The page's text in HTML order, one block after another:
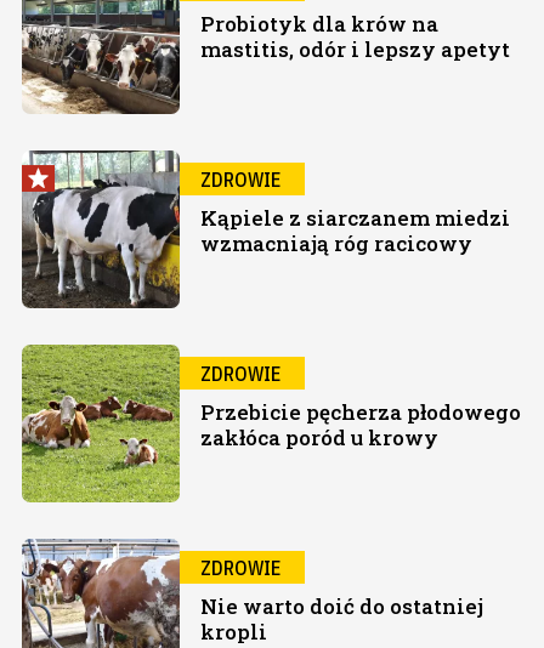
Probiotyk dla krów na
mastitis, odór i lepszy apetyt
ZDROWIE
Kąpiele z siarczanem miedzi
wzmacniają róg racicowy
ZDROWIE
Przebicie pęcherza płodowego
zakłóca poród u krowy
ZDROWIE
Nie warto doić do ostatniej
kropli